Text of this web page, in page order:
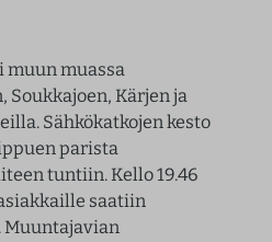
muun muassa
Soukkajoen, Kärjen ja
Sähkökatkojen kesto
parista
tuntiin. Kello 19.46
saatiin
Muuntajavian